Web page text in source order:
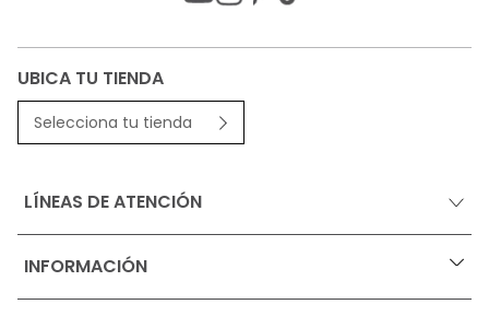
UBICA TU TIENDA
Selecciona tu tienda
LÍNEAS DE ATENCIÓN
INFORMACIÓN +